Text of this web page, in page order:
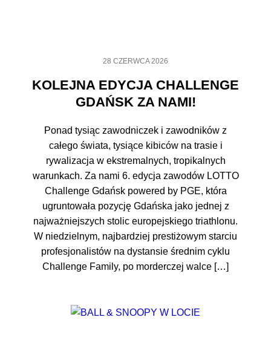
28 CZERWCA 2026
KOLEJNA EDYCJA CHALLENGE
GDAŃSK ZA NAMI!
Ponad tysiąc zawodniczek i zawodników z
całego świata, tysiące kibiców na trasie i
rywalizacja w ekstremalnych, tropikalnych
warunkach. Za nami 6. edycja zawodów LOTTO
Challenge Gdańsk powered by PGE, która
ugruntowała pozycję Gdańska jako jednej z
najważniejszych stolic europejskiego triathlonu.
W niedzielnym, najbardziej prestiżowym starciu
profesjonalistów na dystansie średnim cyklu
Challenge Family, po morderczej walce […]